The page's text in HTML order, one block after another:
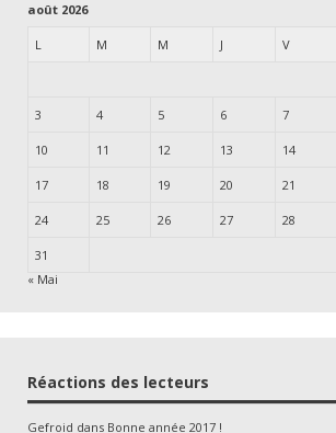
août 2026
L M M J V
3 4 5 6 7
10 11 12 13 14
17 18 19 20 21
24 25 26 27 28
31
« Mai
Réactions des lecteurs
Gefroid dans Bonne année 2017 !